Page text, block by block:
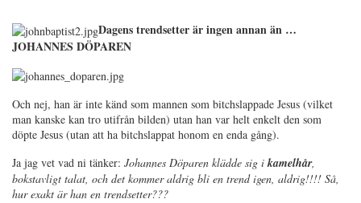
Dagens trendsetter är ingen annan än …
JOHANNES DÖPAREN
Och nej, han är inte känd som mannen som bitchslappade Jesus (vilket
man kanske kan tro utifrån bilden) utan han var helt enkelt den som
döpte Jesus (utan att ha bitchslappat honom en enda gång).
Ja jag vet vad ni tänker: Johannes Döparen klädde sig ikamelhår,
bokstavligt talat, och det kommer aldrig bli en trend igen, aldrig!!!! Så,
hur exakt är han en trendsetter???